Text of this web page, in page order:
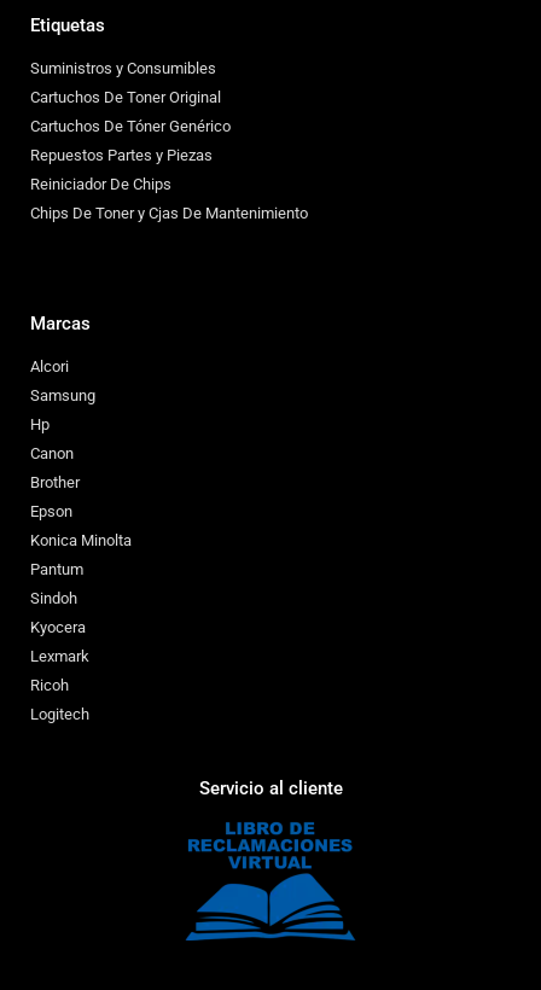
Etiquetas
Suministros y Consumibles
Cartuchos De Toner Original
Cartuchos De Tóner Genérico
Repuestos Partes y Piezas
Reiniciador De Chips
Chips De Toner y Cjas De Mantenimiento
Marcas
Alcori
Samsung
Hp
Canon
Brother
Epson
Konica Minolta
Pantum
Sindoh
Kyocera
Lexmark
Ricoh
Logitech
Servicio al cliente